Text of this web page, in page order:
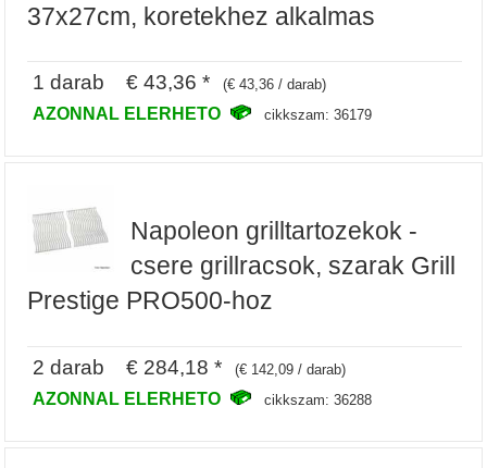
37x27cm, koretekhez alkalmas
1 darab € 43,36 * (€ 43,36 / darab)
AZONNAL ELERHETO cikkszam: 36179
Napoleon grilltartozekok -
csere grillracsok, szarak Grill
Prestige PRO500-hoz
2 darab € 284,18 * (€ 142,09 / darab)
AZONNAL ELERHETO cikkszam: 36288